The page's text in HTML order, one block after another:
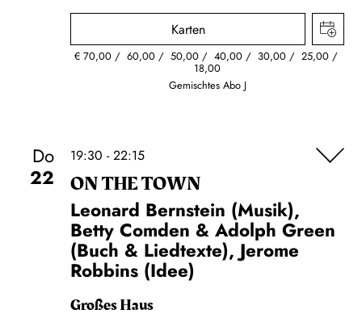
Karten
€ 70,00 60,00 50,00 40,00 30,00 25,00
18,00
Gemischtes Abo J
Do
22
19:30 - 22:15
ON THE TOWN
Leonard Bernstein (Musik),
Betty Comden & Adolph Green
(Buch & Liedtexte), Jerome
Robbins (Idee)
Großes Haus